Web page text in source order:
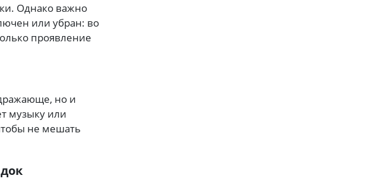
Однако важно
или убран: во
проявление
но и
музыку или
не мешать